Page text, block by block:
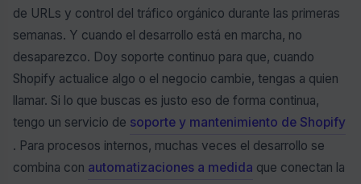
de URLs y control del tráfico orgánico durante las primeras
semanas. Y cuando el desarrollo está en marcha, no
desaparezco. Doy soporte continuo para que, cuando
Shopify actualice algo o el negocio cambie, tengas a quien
llamar. Si lo que buscas es justo eso de forma continua,
tengo un servicio de soporte y mantenimiento de Shopify
. Para procesos internos, muchas veces el desarrollo se
combina con automatizaciones a medida que conectan la